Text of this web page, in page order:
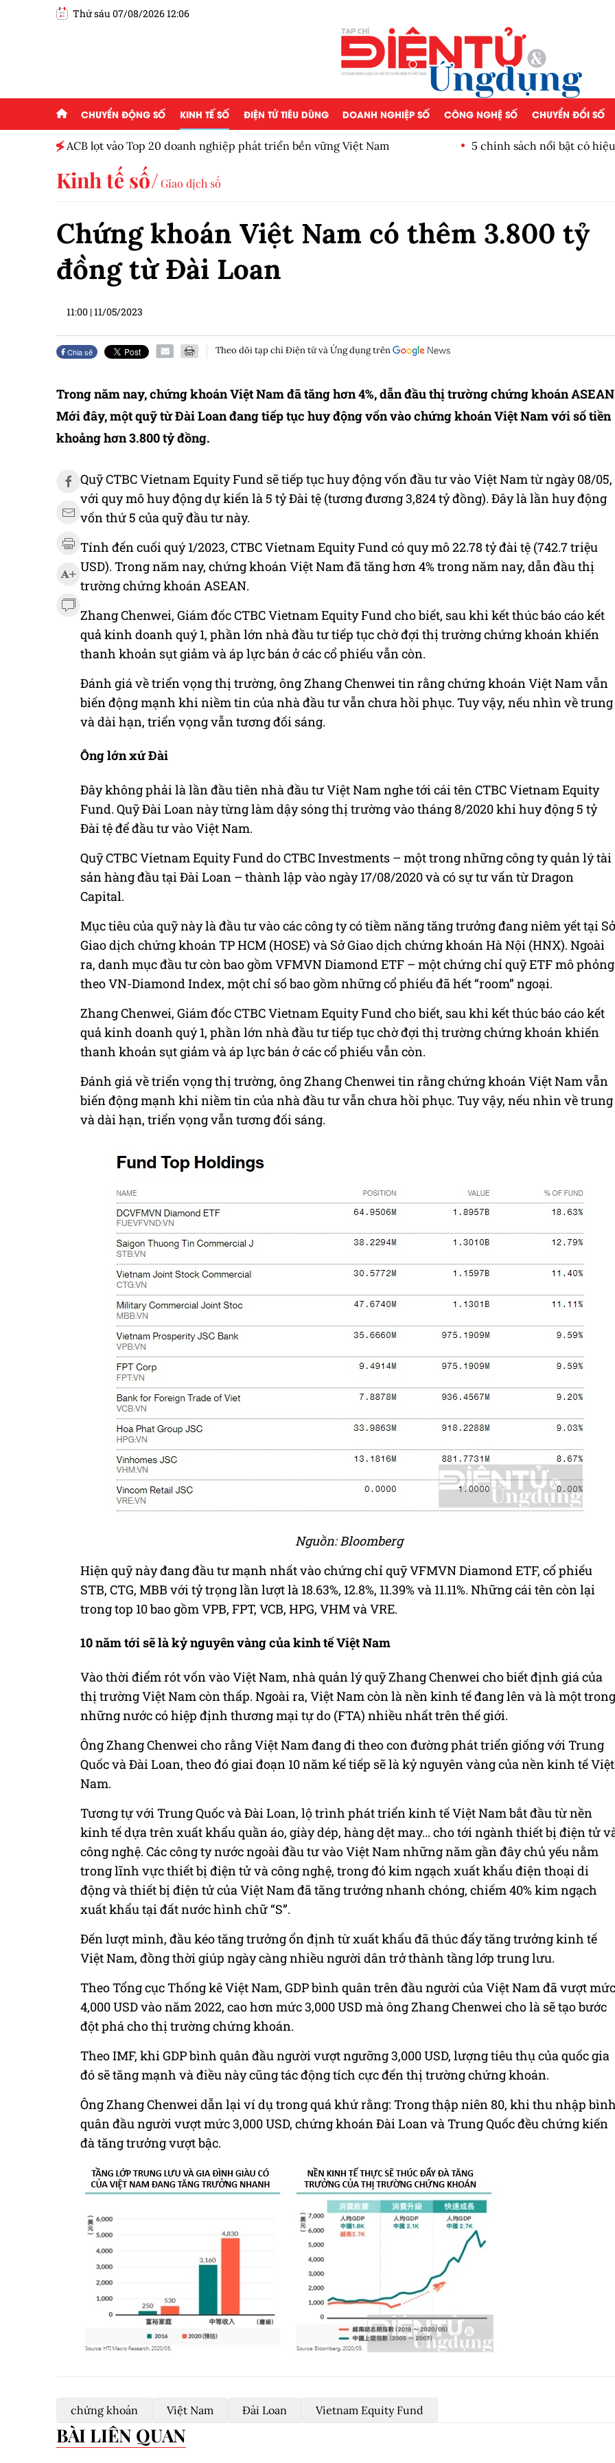
Thứ sáu 07/08/2026 12:06
CHUYỂN ĐỘNG SỐ KINH TẾ SỐ ĐIỆN TỬ TIÊU DÙNG DOANH NGHIỆP SỐ CÔNG NGHỆ SỐ CHUYỂN ĐỔI SỐ
ACB lọt vào Top 20 doanh nghiệp phát triển bền vững Việt Nam 5 chính sách nổi bật có
Kinh tế số Giao dịch số
Chứng khoán Việt Nam có thêm 3.800 tỷ
đồng từ Đài Loan
11:00 |11/05/2023
Chia sẻ Theo dõi tạp chí Điện tử và Ứng dụng trên
Trong năm nay, chứng khoán Việt Nam đã tăng hơn 4%, dẫn đầu thị trường chứng khoán
Mới đây, một quỹ từ Đài Loan đang tiếp tục huy động vốn vào chứng khoán Việt Nam với số tiền
khoảng hơn 3.800 tỷ đồng.
Quỹ CTBC Vietnam Equity Fund sẽ tiếp tục huy động vốn đầu tư vào Việt Nam từ ngày 08/05,
với quy mô huy động dự kiến là 5 tỷ Đài tệ (tương đương 3,824 tỷ đồng). Đây là lần huy động
vốn thứ 5 của quỹ đầu tư này.
Tính đến cuối quý 1/2023, CTBC Vietnam Equity Fund có quy mô 22.78 tỷ đài tệ (742.7 triệu
USD). Trong năm nay, chứng khoán Việt Nam đã tăng hơn 4% trong năm nay, dẫn đầu thị
trường chứng khoán ASEAN.
Zhang Chenwei, Giám đốc CTBC Vietnam Equity Fund cho biết, sau khi kết thúc báo cáo kết
quả kinh doanh quý 1, phần lớn nhà đầu tư tiếp tục chờ đợi thị trường chứng khoán khiến
thanh khoản sụt giảm và áp lực bán ở các cổ phiếu vẫn còn.
Đánh giá về triển vọng thị trường, ông Zhang Chenwei tin rằng chứng khoán Việt Nam vẫn
biến động mạnh khi niềm tin của nhà đầu tư vẫn chưa hồi phục. Tuy vậy, nếu nhìn về trung
và dài hạn, triển vọng vẫn tương đối sáng.
Ông lớn xứ Đài
Đây không phải là lần đầu tiên nhà đầu tư Việt Nam nghe tới cái tên CTBC Vietnam Equity
Fund. Quỹ Đài Loan này từng làm dậy sóng thị trường vào tháng 8/2020 khi huy động 5 tỷ
Đài tệ để đầu tư vào Việt Nam.
Quỹ CTBC Vietnam Equity Fund do CTBC Investments – một trong những công ty quản lý tài
sản hàng đầu tại Đài Loan – thành lập vào ngày 17/08/2020 và có sự tư vấn từ Dragon
Capital.
Mục tiêu của quỹ này là đầu tư vào các công ty có tiềm năng tăng trưởng đang niêm yết tại Sở
Giao dịch chứng khoán TP HCM (HOSE) và Sở Giao dịch chứng khoán Hà Nội (HNX). Ngoài
ra, danh mục đầu tư còn bao gồm VFMVN Diamond ETF – một chứng chỉ quỹ ETF mô phỏng
theo VN-Diamond Index, một chỉ số bao gồm những cổ phiếu đã hết “room” ngoại.
Zhang Chenwei, Giám đốc CTBC Vietnam Equity Fund cho biết, sau khi kết thúc báo cáo kết
quả kinh doanh quý 1, phần lớn nhà đầu tư tiếp tục chờ đợi thị trường chứng khoán khiến
thanh khoản sụt giảm và áp lực bán ở các cổ phiếu vẫn còn.
Đánh giá về triển vọng thị trường, ông Zhang Chenwei tin rằng chứng khoán Việt Nam vẫn
biến động mạnh khi niềm tin của nhà đầu tư vẫn chưa hồi phục. Tuy vậy, nếu nhìn về trung
và dài hạn, triển vọng vẫn tương đối sáng.
Nguồn: Bloomberg
Hiện quỹ này đang đầu tư mạnh nhất vào chứng chỉ quỹ VFMVN Diamond ETF, cổ phiếu
STB, CTG, MBB với tỷ trọng lần lượt là 18.63%, 12.8%, 11.39% và 11.11%. Những cái tên còn lại
trong top 10 bao gồm VPB, FPT, VCB, HPG, VHM và VRE.
10 năm tới sẽ là kỷ nguyên vàng của kinh tế Việt Nam
Vào thời điểm rót vốn vào Việt Nam, nhà quản lý quỹ Zhang Chenwei cho biết định giá của
thị trường Việt Nam còn thấp. Ngoài ra, Việt Nam còn là nền kinh tế đang lên và là một trong
những nước có hiệp định thương mại tự do (FTA) nhiều nhất trên thế giới.
Ông Zhang Chenwei cho rằng Việt Nam đang đi theo con đường phát triển giống với Trung
Quốc và Đài Loan, theo đó giai đoạn 10 năm kế tiếp sẽ là kỷ nguyên vàng của nền kinh tế Việt
Nam.
Tương tự với Trung Quốc và Đài Loan, lộ trình phát triển kinh tế Việt Nam bắt đầu từ nền
kinh tế dựa trên xuất khẩu quần áo, giày dép, hàng dệt may... cho tới ngành thiết bị điện tử
công nghệ. Các công ty nước ngoài đầu tư vào Việt Nam những năm gần đây chủ yếu nằm
trong lĩnh vực thiết bị điện tử và công nghệ, trong đó kim ngạch xuất khẩu điện thoại di
động và thiết bị điện tử của Việt Nam đã tăng trưởng nhanh chóng, chiếm 40% kim ngạch
xuất khẩu tại đất nước hình chữ “S”.
Đến lượt mình, đầu kéo tăng trưởng ổn định từ xuất khẩu đã thúc đẩy tăng trưởng kinh tế
Việt Nam, đồng thời giúp ngày càng nhiều người dân trở thành tầng lớp trung lưu.
Theo Tổng cục Thống kê Việt Nam, GDP bình quân trên đầu người của Việt Nam đã vượt mức
4,000 USD vào năm 2022, cao hơn mức 3,000 USD mà ông Zhang Chenwei cho là sẽ tạo bước
đột phá cho thị trường chứng khoán.
Theo IMF, khi GDP bình quân đầu người vượt ngưỡng 3,000 USD, lượng tiêu thụ của quốc gia
đó sẽ tăng mạnh và điều này cũng tác động tích cực đến thị trường chứng khoán.
Ông Zhang Chenwei dẫn lại ví dụ trong quá khứ rằng: Trong thập niên 80, khi thu nhập bình
quân đầu người vượt mức 3,000 USD, chứng khoán Đài Loan và Trung Quốc đều chứng kiến
đà tăng trưởng vượt bậc.
chứng khoán Việt Nam Đài Loan Vietnam Equity Fund
BÀI LIÊN QUAN